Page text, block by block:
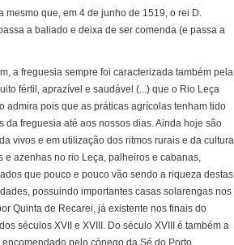
que, em 4 de junho de 1519, o rei D.
a baliado e deixa de ser comenda (e passa a
a freguesia sempre foi caracterizada também pela
fértil, aprazível e saudável (...) que o Rio Leça
admira pois que as práticas agrícolas tenham tido
freguesia até aos nossos dias. Ainda hoje são
vivos e em utilização dos ritmos rurais e da cultura
azenhas no rio Leça, palheiros e cabanas,
que pouco e pouco vão sendo a riqueza destas
possuindo importantes casas solarengas nos
Quinta de Recarei, já existente nos finais do
séculos XVII e XVIII. Do século XVIII é também a
pelo cónego da Sé do Porto,